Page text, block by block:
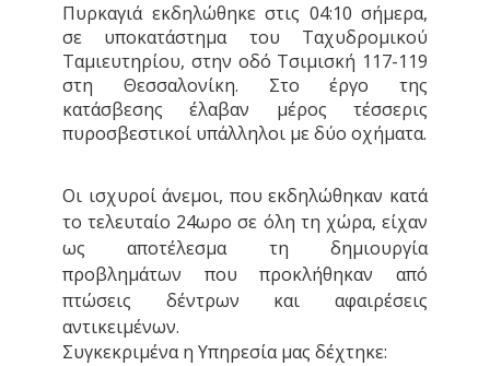
Πυρκαγιά εκδηλώθηκε στις 04:10 σήμερα,
σε υποκατάστημα του Ταχυδρομικού
Ταμιευτηρίου, στην οδό Τσιμισκή 117-119
στη Θεσσαλονίκη. Στο έργο της
κατάσβεσης έλαβαν μέρος τέσσερις
πυροσβεστικοί υπάλληλοι με δύο οχήματα.
Οι ισχυροί άνεμοι, που εκδηλώθηκαν κατά
το τελευταίο 24ωρο σε όλη τη χώρα, είχαν
ως αποτέλεσμα τη δημιουργία
προβλημάτων που προκλήθηκαν από
πτώσεις δέντρων και αφαιρέσεις
αντικειμένων.
Συγκεκριμένα η Υπηρεσία μας δέχτηκε: